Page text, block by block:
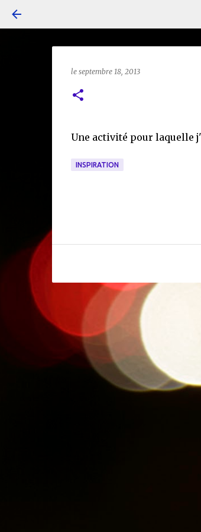
le septembre 18, 2013
Une activité pour laquelle
INSPIRATION